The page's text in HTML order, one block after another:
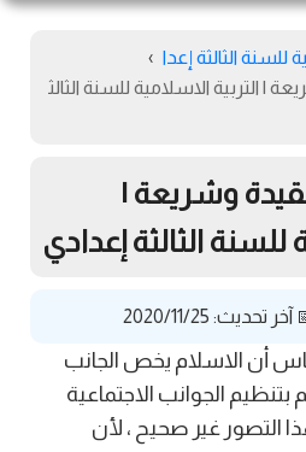
للسنة الثالثة إعدا ›
التربية الاسلامية للسنة الثالث
وشريعة |
للسنة الثالثة إعدادي
آخر تحديث: 2020/11/25
أن الاسلام يخص الجانب
الجوانب الاجتماعية
التصور غير صحيح ، لأن